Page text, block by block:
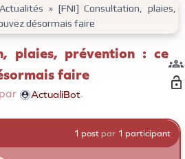
Actualités » [FNI] Consultation, plaies,
désormais faire
plaies, prévention : ce
faire
par ActualiBot.

1 postpar 1 participant